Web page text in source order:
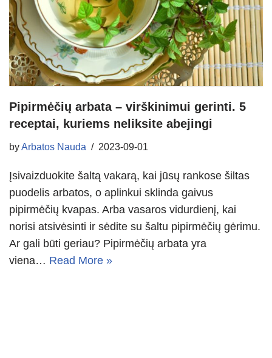
Pipirmėčių arbata – virškinimui gerinti. 5
receptai, kuriems neliksite abejingi
byArbatos Nauda 2023-09-01
Įsivaizduokite šaltą vakarą, kai jūsų rankose šiltas
puodelis arbatos, o aplinkui sklinda gaivus
pipirmėčių kvapas. Arba vasaros vidurdienį, kai
norisi atsivėsinti ir sėdite su šaltu pipirmėčių gėrimu.
Ar gali būti geriau? Pipirmėčių arbata yra
viena… Read More »